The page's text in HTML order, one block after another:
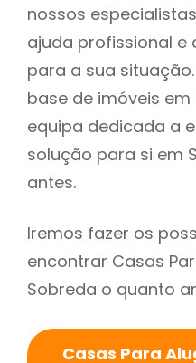
nossos
ajuda profissional e
para a sua
base de imóveis
equipa dedicada a
solução para si em
antes.
Iremos fazer os
encontrar Casas
Sobreda o quanto
Casas Para